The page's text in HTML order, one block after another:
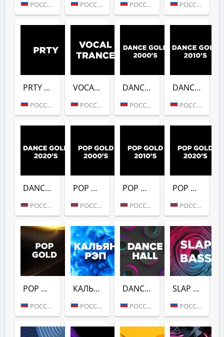
РОССИЯ (МОСКВА) РОССИЯ (МОСКВА) РОССИЯ (МОСКВА) РОССИЯ (МОСКВА)
PRTY (DFM)
РОССИЯ (МОСКВА)
VOCAL TRANCE (DFM)
РОССИЯ (МОСКВА)
DANCE GOLD 2000S (DFM)
РОССИЯ (МОСКВА)
DANCE GOLD 2010S (DFM)
РОССИЯ (МОСКВА)
DANCE GOLD 2020S (DFM)
РОССИЯ (МОСКВА)
POP GOLD 2000S (DFM)
РОССИЯ (МОСКВА)
POP GOLD 2010S (DFM)
РОССИЯ (МОСКВА)
POP GOLD 2020S (DFM)
РОССИЯ (МОСКВА)
POP GOLD 1990S (DFM)
РОССИЯ (МОСКВА)
КАЛЬЯН РЭП (DFM)
РОССИЯ (МОСКВА)
DANCE HALL (DFM)
РОССИЯ (МОСКВА)
SLAP BASS (DFM)
РОССИЯ (МОСКВА)